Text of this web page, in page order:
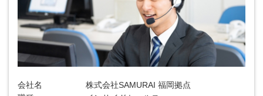
会社名
株式会社SAMURAI 福岡拠点